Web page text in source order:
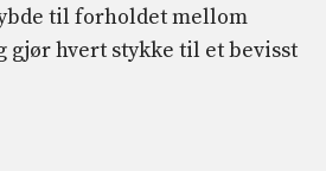
til forholdet mellom
gjør hvert stykke til et bevisst